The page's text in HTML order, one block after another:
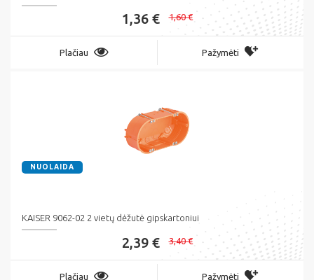
1,36 € 1,60 €
Plačiau Pažymėti
NUOLAIDA
KAISER 9062-02 2 vietų dėžutė gipskartoniui
2,39 € 3,40 €
Plačiau Pažymėti